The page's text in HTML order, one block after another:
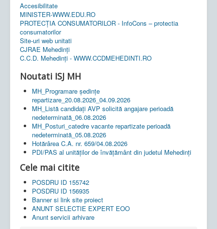
Accesibilitate
MINISTER-WWW.EDU.RO
PROTECȚIA CONSUMATORILOR - InfoCons – protectia
consumatorilor
Site-uri web unitati
CJRAE Mehedinți
C.C.D. Mehedinţi - WWW.CCDMEHEDINTI.RO
Noutati ISJ MH
MH_Programare ședințe
repartizare_20.08.2026_04.09.2026
MH_Listă candidați AVP solicită angajare perioadă
nedeterminată_06.08.2026
MH_Posturi_catedre vacante repartizate perioadă
nedeterminată_05.08.2026
Hotărârea C.A. nr. 659/04.08.2026
PDI/PAS al unităților de învățământ din judetul Mehedinți
Cele mai citite
POSDRU ID 155742
POSDRU ID 156935
Banner si link site proiect
ANUNT SELECTIE EXPERT EOO
Anunt servicii arhivare